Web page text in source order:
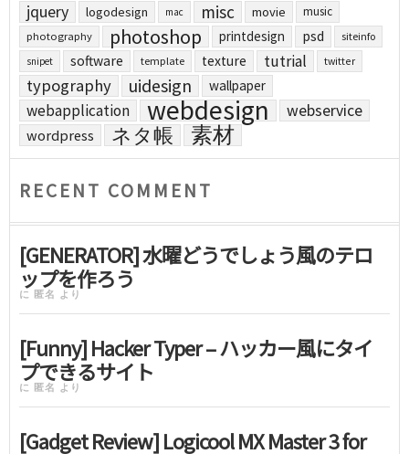
jquery logodesign mac misc movie music
photography photoshop printdesign psd siteinfo
snipet software template texture tutrial twitter
typography uidesign wallpaper
webapplication webdesign webservice
wordpress ネタ帳 素材
RECENT COMMENT
[GENERATOR] 水曜どうでしょう風のテロ
ップを作ろう
に 匿名 より
[Funny] Hacker Typer – ハッカー風にタイ
プできるサイト
に 匿名 より
[Gadget Review] Logicool MX Master 3 for